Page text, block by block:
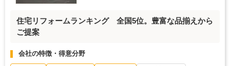
住宅リフォームランキング 全国5位。豊富な品揃えから
ご提案
会社の特徴・得意分野